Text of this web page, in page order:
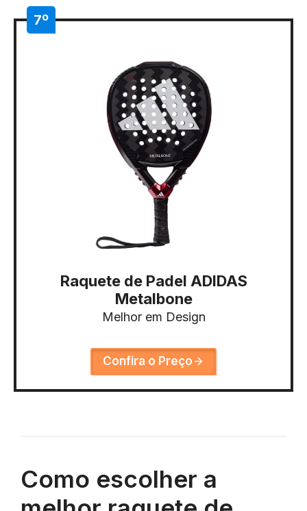
7º
Raquete de Padel ADIDAS
Metalbone
Melhor em Design
Confira o Preço
Como escolher a